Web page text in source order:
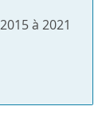
à 2021